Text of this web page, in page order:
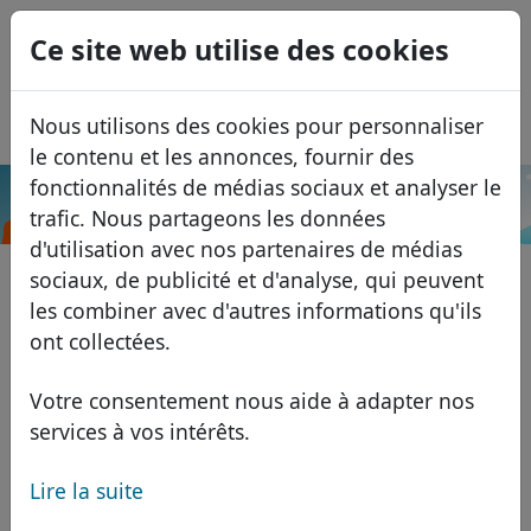
Ce site web utilise des cookies
Nous utilisons des cookies pour personnaliser
le contenu et les annonces, fournir des
fonctionnalités de médias sociaux et analyser le
trafic. Nous partageons les données
d'utilisation avec nos partenaires de médias
sociaux, de publicité et d'analyse, qui peuvent
les combiner avec d'autres informations qu'ils
ont collectées.
Votre consentement nous aide à adapter nos
services à vos intérêts.
Lire la suite
Domaines
Base de données de domaines
Domaines africains
Domaines européens
Domaines nord-américains
Liste des prix
Transférer
Recherche
ID Protect
WHOIS
FAQ
Blog
USD
EUR
GBP
Español
Italiano
Português
Română
Eesti
.realestate.pl Recherche